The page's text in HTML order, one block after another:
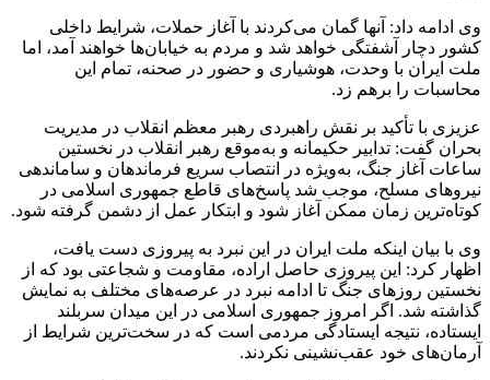
وی ادامه داد: آنها گمان می‌کردند با آغاز حملات، شرایط داخلی
کشور دچار آشفتگی خواهد شد و مردم به خیابان‌ها خواهند آمد، اما
ملت ایران با وحدت، هوشیاری و حضور در صحنه، تمام این
محاسبات را برهم زد.
عزیزی با تأکید بر نقش راهبردی رهبر معظم انقلاب در مدیریت
بحران گفت: تدابیر حکیمانه و به‌موقع رهبر انقلاب در نخستین
ساعات آغاز جنگ، به‌ویژه در انتصاب سریع فرماندهان و ساماندهی
نیروهای مسلح، موجب شد پاسخ‌های قاطع جمهوری اسلامی در
کوتاه‌ترین زمان ممکن آغاز شود و ابتکار عمل از دشمن گرفته شود.
وی با بیان اینکه ملت ایران در این نبرد به پیروزی دست یافت،
اظهار کرد: این پیروزی حاصل اراده، مقاومت و شجاعتی بود که از
نخستین روزهای جنگ تا ادامه نبرد در عرصه‌های مختلف به نمایش
گذاشته شد. اگر امروز جمهوری اسلامی در این میدان سربلند
ایستاده، نتیجه ایستادگی مردمی است که در سخت‌ترین شرایط از
آرمان‌های خود عقب‌نشینی نکردند.